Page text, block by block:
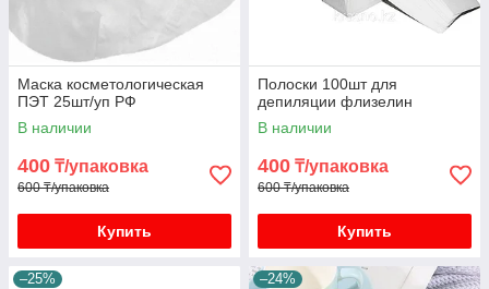
Маска косметологическая
ПЭТ 25шт/уп РФ
В наличии
400 ₸/упаковка
600 ₸/упаковка
Купить
Полоски 100шт для
депиляции флизелин
В наличии
400 ₸/упаковка
600 ₸/упаковка
Купить
–25% –24%